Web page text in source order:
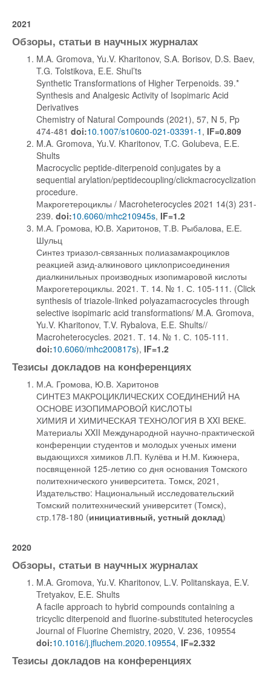
2021
Обзоры, статьи в научных журналах
M.A. Gromova, Yu.V. Kharitonov, S.A. Borisov, D.S. Baev,
T.G. Tolstikova, E.E. Shul’ts
Synthetic Transformations of Higher Terpenoids. 39.*
Synthesis and Analgesic Activity of Isopimaric Acid
Derivatives
Chemistry of Natural Compounds (2021), 57, N 5, Pp
474-481 doi:10.1007/s10600-021-03391-1 , IF=0.809
M.A. Gromova, Yu.V. Kharitonov, T.C. Golubeva, E.E.
Shults
Macrocyclic peptide-diterpenoid conjugates by a
sequential arylation/peptidecoupling/clickmacrocyclization
procedure.
Макрогетероциклы / Macroheterocycles 2021 14(3) 231-
239. doi:10.6060/mhc210945s, IF=1.2
М.А. Громова, Ю.В. Харитонов, Т.В. Рыбалова, Е.Е.
Шульц
Синтез триазол-связанных полиазамакроциклов
реакцией азид-алкинового циклоприсоединения
диалкинильных производных изопимаровой кислоты
Макрогетероциклы. 2021. Т. 14. № 1. С. 105-111. (Click
synthesis of triazole-linked polyazamacrocycles through
selective isopimaric acid transformations/ M.A. Gromova,
Yu.V. Kharitonov, T.V. Rybalova, E.E. Shults//
Macroheterocycles. 2021. Т. 14. № 1. С. 105-111.
doi:10.6060/mhc200817s), IF=1.2
Тезисы докладов на конференциях
М.А. Громова, Ю.В. Харитонов
СИНТЕЗ МАКРОЦИКЛИЧЕСКИХ СОЕДИНЕНИЙ НА
ОСНОВЕ ИЗОПИМАРОВОЙ КИСЛОТЫ
ХИМИЯ И ХИМИЧЕСКАЯ ТЕХНОЛОГИЯ В XXI ВЕКЕ.
Материалы XXII Международной научно-практической
конференции студентов и молодых ученых имени
выдающихся химиков Л.П. Кулёва и Н.М. Кижнера,
посвященной 125-летию со дня основания Томского
политехнического университета. Томск, 2021,
Издательство: Национальный исследовательский
Томский политехнический университет (Томск),
стр.178-180 (инициативный, устный доклад)
2020
Обзоры, статьи в научных журналах
M.A. Gromova, Yu.V. Kharitonov, L.V. Politanskaya, E.V.
Tretyakov, E.E. Shults
A facile approach to hybrid compounds containing a
tricyclic diterpenoid and fluorine-substituted heterocycles
Journal of Fluorine Chemistry, 2020, V. 236, 109554
doi:10.1016/j.jfluchem.2020.109554, IF=2.332
Тезисы докладов на конференциях